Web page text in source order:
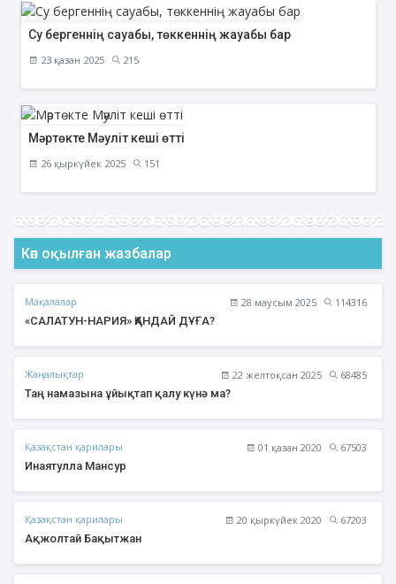
Су бергеннің сауабы, төккеннің жауабы бар
23 қазан 2025 215
Мәртөкте Мәуліт кеші өтті
26 қыркүйек 2025 151
Көп оқылған жазбалар
Мақалалар 28 маусым 2025
114316
«САЛАТУН-НАРИЯ» ҚАНДАЙ ДҰҒА?
Жаңалықтар 22 желтоқсан 2025
68485
Таң намазына ұйықтап қалу күнә ма?
Қазақстан қарилары 01 қазан 2020
67503
Инаятулла Мансур
Қазақстан қарилары 20 қыркүйек 2020
67203
Ақжолтай Бақытжан